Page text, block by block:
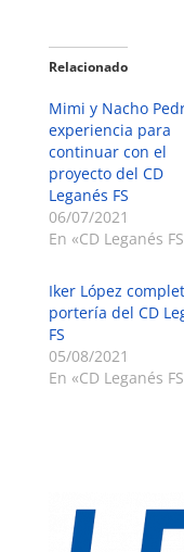
Relacionado
Mimi y Nacho
experiencia para
continuar con el
proyecto del CD
Leganés FS
06/07/2021
En «CD Leganés
Iker López
portería del CD
FS
05/08/2021
En «CD Leganés